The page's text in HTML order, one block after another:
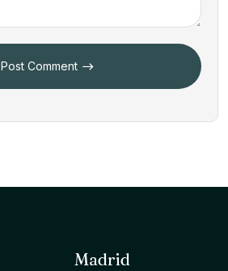
Post Comment
Madrid